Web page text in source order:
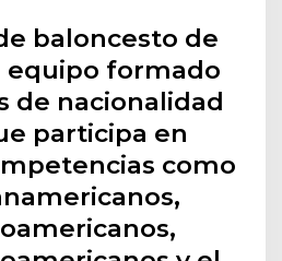
baloncesto de
equipo formado
de nacionalidad
participa en
como